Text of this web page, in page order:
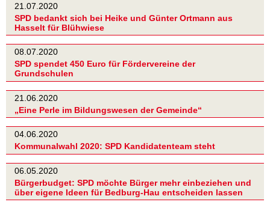
21.07.2020
SPD bedankt sich bei Heike und Günter Ortmann aus
Hasselt für Blühwiese
08.07.2020
SPD spendet 450 Euro für Fördervereine der
Grundschulen
21.06.2020
„Eine Perle im Bildungswesen der Gemeinde“
04.06.2020
Kommunalwahl 2020: SPD Kandidatenteam steht
06.05.2020
Bürgerbudget: SPD möchte Bürger mehr einbeziehen und
über eigene Ideen für Bedburg-Hau entscheiden lassen